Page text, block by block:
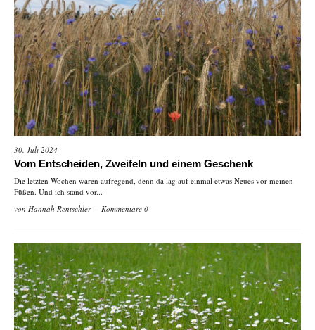
30. Juli 2024
Vom Entscheiden, Zweifeln und einem Geschenk
Die letzten Wochen waren aufregend, denn da lag auf einmal etwas Neues vor meinen
Füßen. Und ich stand vor...
von Hannah Rentschler Kommentare 0